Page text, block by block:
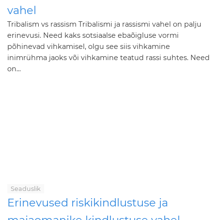
vahel
Tribalism vs rassism Tribalismi ja rassismi vahel on palju
erinevusi. Need kaks sotsiaalse ebaõigluse vormi
põhinevad vihkamisel, olgu see siis vihkamine
inimrühma jaoks või vihkamine teatud rassi suhtes. Need
on...
Seaduslik
Erinevused riskikindlustuse ja